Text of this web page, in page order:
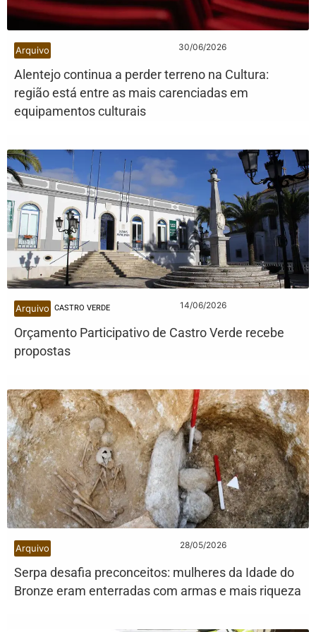
Arquivo 30/06/2026
Alentejo continua a perder terreno na Cultura:
região está entre as mais carenciadas em
equipamentos culturais
Arquivo CASTRO VERDE 14/06/2026
Orçamento Participativo de Castro Verde recebe
propostas
Arquivo 28/05/2026
Serpa desafia preconceitos: mulheres da Idade do
Bronze eram enterradas com armas e mais riqueza